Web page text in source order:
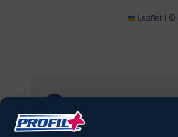
Leaflet | ©